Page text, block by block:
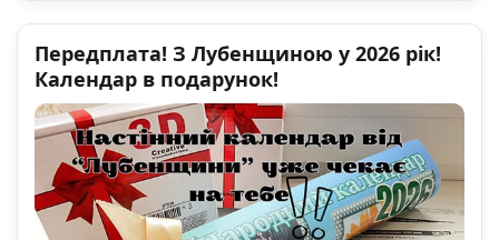
Передплата! З Лубенщиною у 2026 рік!
Календар в подарунок!